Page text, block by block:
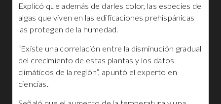
Explicó que además de darles color, las especies de
algas que viven en las edificaciones prehispánicas
las protegen de la humedad.
“Existe una correlación entre la disminución gradual
del crecimiento de estas plantas y los datos
climáticos de la región”, apuntó el experto en
ciencias.